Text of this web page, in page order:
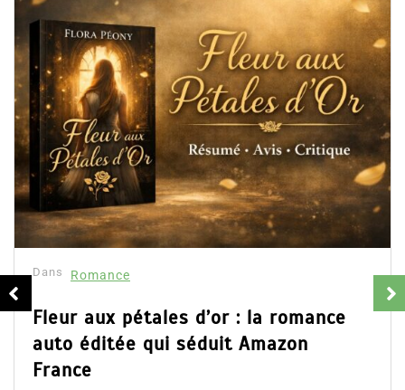
d’or : la romance
séduit Amazon
Dans Romance
Collector
résumé et
Partager,
ainsi que l’accès